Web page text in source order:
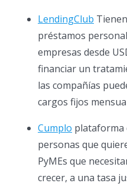
LendingClub
préstamos
empresas desde
financiar un
las compañías
cargos fijos
Cumplo plataforma
personas que
PyMEs que
crecer, a una tasa